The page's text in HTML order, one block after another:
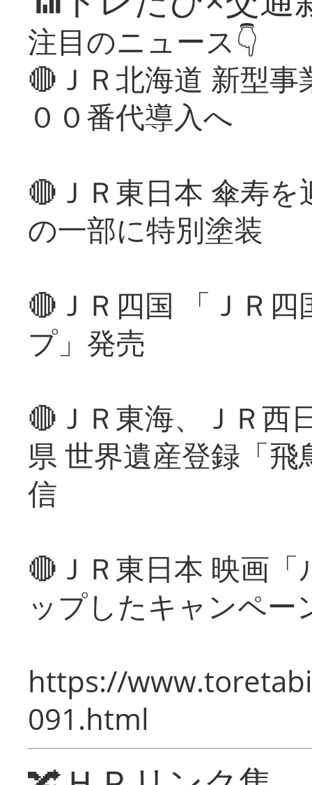
注目のニュース👇
🔴ＪＲ北海道 新型
００番代導入へ
🔴ＪＲ東日本 傘寿
の一部に特別塗装
🔴ＪＲ四国 「ＪＲ
プ」発売
🔴ＪＲ東海、ＪＲ西
県 世界遺産登録「
信
🔴ＪＲ東日本 映画
ップしたキャンペー
https://
091.html